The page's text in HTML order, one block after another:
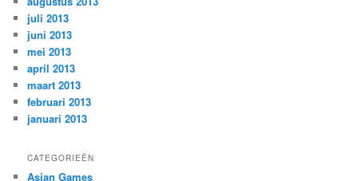
juli 2013
juni 2013
mei 2013
april 2013
maart 2013
februari 2013
januari 2013
CATEGORIEËN
Asian Games